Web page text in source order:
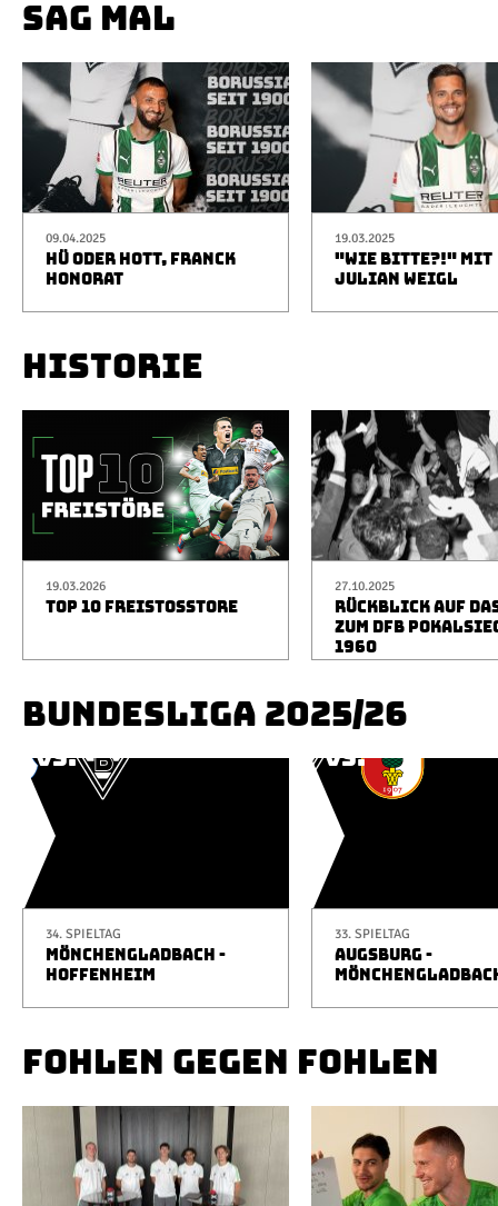
SAG MAL
09.04.2025
HÜ ODER HOTT, FRANCK
HONORAT
19.03.2025
"WIE BITTE?!" MIT
JULIAN WEIGL
HISTORIE
19.03.2026
TOP 10 FREISTOSSTORE
27.10.2025
RÜCKBLICK AUF
ZUM DFB
1960
BUNDESLIGA 2025/26
34. SPIELTAG
MÖNCHENGLADBACH -
HOFFENHEIM
33. SPIELTAG
AUGSBURG -
FOHLEN GEGEN FOHLEN